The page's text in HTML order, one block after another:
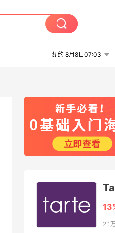
纽约 8月8日07:03
2.1